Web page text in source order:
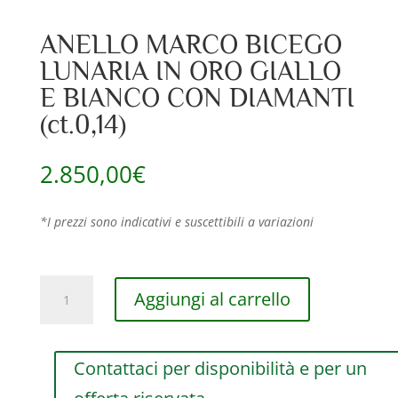
ANELLO MARCO BICEGO
LUNARIA IN ORO GIALLO
E BIANCO CON DIAMANTI
(ct.0,14)
2.850,00€
*I prezzi sono indicativi e suscettibili a variazioni
MARCO
Aggiungi al carrello
Contattaci per disponibilità e per un